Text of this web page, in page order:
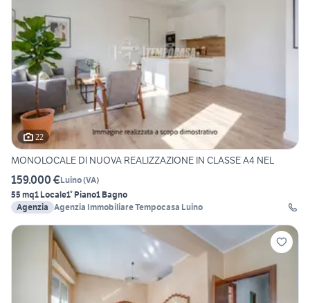
22
MONOLOCALE DI NUOVA REALIZZAZIONE IN CLASSE A4 NEL
159.000 €Luino(VA)
55 mq1 Locale1° Piano1 Bagno
Agenzia Agenzia Immobiliare Tempocasa Luino